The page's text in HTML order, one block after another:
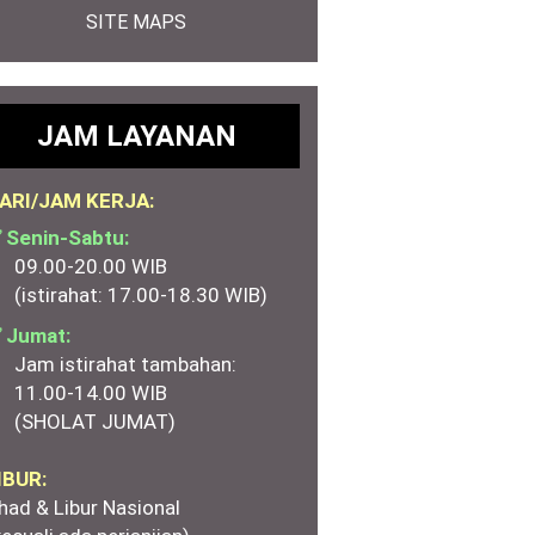
SITE MAPS
JAM LAYANAN
JAM KERJA:
Senin-Sabtu:
09.00-20.00 WIB
(istirahat: 17.00-18.30 WIB)
Jumat:
Jam istirahat tambahan:
11.00-14.00 WIB
(SHOLAT JUMAT)
& Libur Nasional